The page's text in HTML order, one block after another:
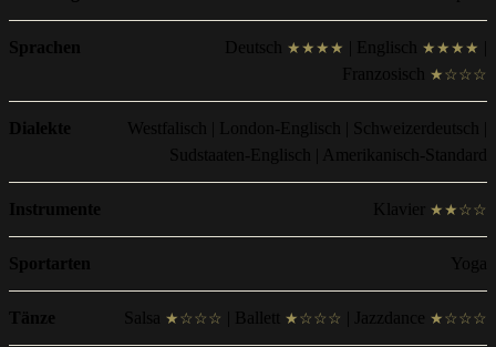
Sprachen Deutsch ★★★★ | Englisch ★★★★
Franzosisch
★☆☆☆
Dialekte
Westfalisch | London-Englisch | Schweizerdeutsch |
Sudstaaten-Englisch | Amerikanisch-Standard
Instrumente Klavier ★★☆☆
Sportarten Yoga
Tänze Salsa ★☆☆☆ | Ballett ★☆☆☆ | Jazzdance ★☆☆☆